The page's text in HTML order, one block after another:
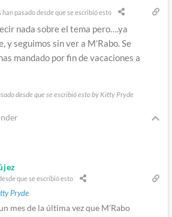
han pasado desde que se escribió esto
nada sobre el tema pero….ya
y seguimos sin ver a M’Rabo. Se
mandado por fin de vacaciones a
desde que se escribió esto by Kitty Pryde
que se escribió esto
Pryde
mes de la última vez que M’Rabo